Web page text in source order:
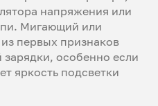
напряжения или
Мигающий или
первых признаков
особенно если
яркость подсветки